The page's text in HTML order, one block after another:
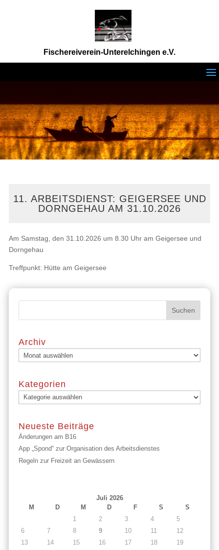
Fischereiverein-Unterelchingen e.V.
a
11. ARBEITSDIENST: GEIGERSEE UND
DORNGEHAU AM 31.10.2026
Am Samstag, den 31.10.2026 um 8.30 Uhr am Geigersee und
Dorngehau
Treffpunkt: Hütte am Geigersee
Archiv
Archiv
Kategorien
Kategorien
Neueste Beiträge
Änderungen am B16
App „Spond“ zur Organisation des Arbeitsdienstes
Regeln zur Freizeit an Gewässern
Juli 2026
M
D M D F S
S
1
2 3 4
5
6
7 8 9 10 11
12
13
14 15 16 17 18
19